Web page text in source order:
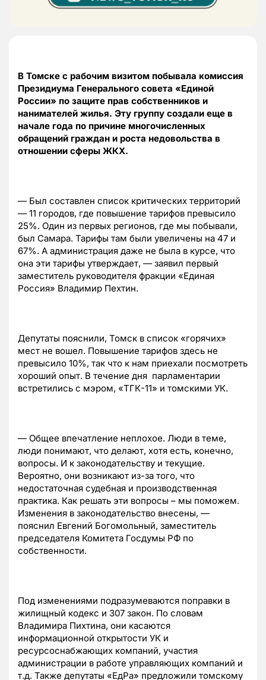
В Томске с рабочим визитом побывала комиссия
Президиума Генерального совета «Единой
России» по защите прав собственников и
нанимателей жилья. Эту группу создали еще в
начале года по причине многочисленных
обращений граждан и роста недовольства в
отношении сферы ЖКХ.
— Был составлен список критических территорий
— 11 городов, где повышение тарифов превысило
25%. Один из первых регионов, где мы побывали,
был Самара. Тарифы там были увеличены на 47 и
67%. А администрация даже не была в курсе, что
она эти тарифы утверждает, — заявил первый
заместитель руководителя фракции «Единая
Россия» Владимир Пехтин.
Депутаты пояснили, Томск в список «горячих»
мест не вошел. Повышение тарифов здесь не
превысило 10%, так что к нам приехали посмотреть
хороший опыт. В течение дня парламентарии
встретились с мэром, «ТГК-11» и томскими УК.
— Общее впечатление неплохое. Люди в теме,
люди понимают, что делают, хотя есть, конечно,
вопросы. И к законодательству и текущие.
Вероятно, они возникают из-за того, что
недостаточная судебная и производственная
практика. Как решать эти вопросы – мы поможем.
Изменения в законодательство внесены, —
пояснил Евгений Богомольный, заместитель
председателя Комитета Госдумы РФ по
собственности.
Под изменениями подразумеваются поправки в
жилищный кодекс и 307 закон. По словам
Владимира Пихтина, они касаются
информационной открытости УК и
ресурсоснабжающих компаний, участия
администрации в работе управляющих компаний и
т.д. Также депутаты «ЕдРа» предложили томскому